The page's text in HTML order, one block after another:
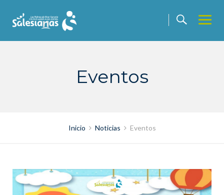
contenido
Eventos
Inicio Noticias Eventos